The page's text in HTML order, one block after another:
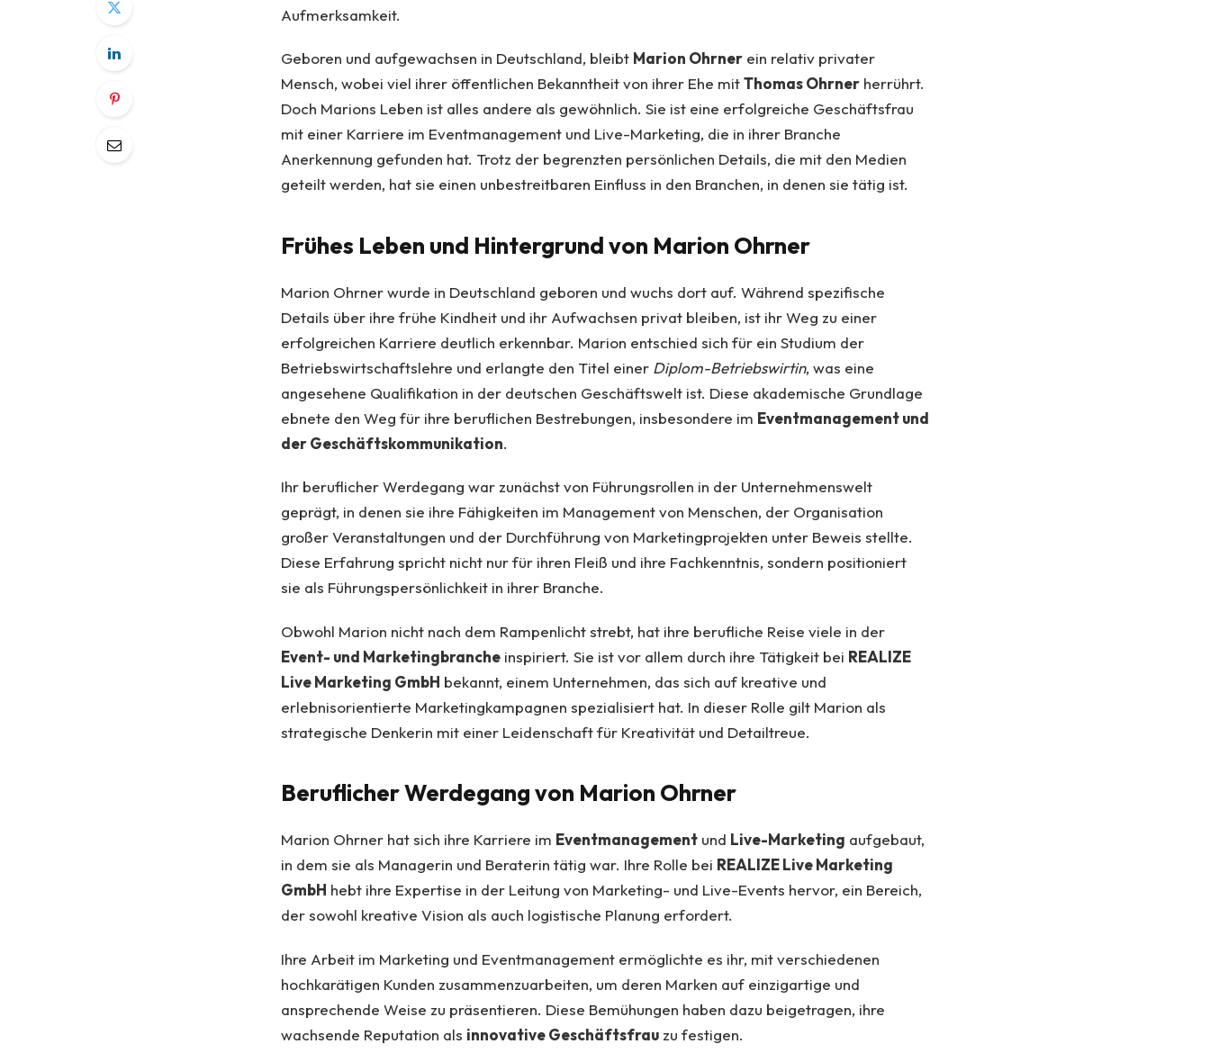
Aufmerksamkeit.
Geboren und aufgewachsen in Deutschland, bleibt Marion Ohrner ein relativ privater
Mensch, wobei viel ihrer öffentlichen Bekanntheit von ihrer Ehe mitThomas Ohrner herrührt.
Doch Marions Leben ist alles andere als gewöhnlich. Sie ist eine erfolgreiche Geschäftsfrau
mit einer Karriere im Eventmanagement und Live-Marketing, die in ihrer Branche
Anerkennung gefunden hat. Trotz der begrenzten persönlichen Details, die mit den Medien
geteilt werden, hat sie einen unbestreitbaren Einfluss in den Branchen, in denen sie tätig ist.
Frühes Leben und Hintergrund von Marion Ohrner
Marion Ohrner wurde in Deutschland geboren und wuchs dort auf. Während spezifische
Details über ihre frühe Kindheit und ihr Aufwachsen privat bleiben, ist ihr Weg zu einer
erfolgreichen Karriere deutlich erkennbar. Marion entschied sich für ein Studium der
Betriebswirtschaftslehre und erlangte den Titel einer Diplom-Betriebswirtin, was eine
angesehene Qualifikation in der deutschen Geschäftswelt ist. Diese akademische Grundlage
ebnete den Weg für ihre beruflichen Bestrebungen, insbesondere im Eventmanagement und
der Geschäftskommunikation.
Ihr beruflicher Werdegang war zunächst von Führungsrollen in der Unternehmenswelt
geprägt, in denen sie ihre Fähigkeiten im Management von Menschen, der Organisation
großer Veranstaltungen und der Durchführung von Marketingprojekten unter Beweis stellte.
Diese Erfahrung spricht nicht nur für ihren Fleiß und ihre Fachkenntnis, sondern positioniert
sie als Führungspersönlichkeit in ihrer Branche.
Obwohl Marion nicht nach dem Rampenlicht strebt, hat ihre berufliche Reise viele in der
Event- und Marketingbranche inspiriert. Sie ist vor allem durch ihre Tätigkeit bei REALIZE
Live Marketing GmbH bekannt, einem Unternehmen, das sich auf kreative und
erlebnisorientierte Marketingkampagnen spezialisiert hat. In dieser Rolle gilt Marion als
strategische Denkerin mit einer Leidenschaft für Kreativität und Detailtreue.
Beruflicher Werdegang von Marion Ohrner
Marion Ohrner hat sich ihre Karriere im Eventmanagement und Live-Marketing aufgebaut,
in dem sie als Managerin und Beraterin tätig war. Ihre Rolle bei REALIZE Live Marketing
GmbH hebt ihre Expertise in der Leitung von Marketing- und Live-Events hervor, ein Bereich,
der sowohl kreative Vision als auch logistische Planung erfordert.
Ihre Arbeit im Marketing und Eventmanagement ermöglichte es ihr, mit verschiedenen
hochkarätigen Kunden zusammenzuarbeiten, um deren Marken auf einzigartige und
ansprechende Weise zu präsentieren. Diese Bemühungen haben dazu beigetragen, ihre
wachsende Reputation als innovative Geschäftsfrau zu festigen.